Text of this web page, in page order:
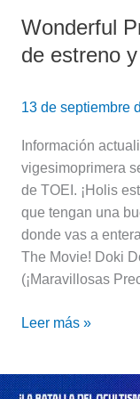
Wonderful
de estreno
13 de septiembre
Información
vigesimoprimera
de TOEI. ¡Holis
que tengan una
donde vas a
The Movie! Doki
(¡Maravillosas
Leer más »
«Dan